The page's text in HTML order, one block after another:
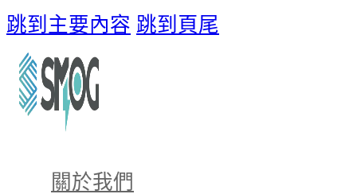
跳到主要內容 跳到頁尾
關於我們